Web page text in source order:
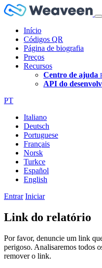
Início
Códigos QR
Página de biografia
Preços
Recursos
Centro de ajuda
API do
PT
Italiano
Deutsch
Portuguese
Français
Norsk
Turkce
Español
English
Entrar Iniciar
Link do relatório
Por favor, denuncie um link
perigoso. Analisaremos todos
remover o link.